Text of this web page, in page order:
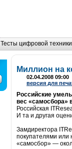
Тесты цифровой техники
Миллион на
02.04.2008 09:00
версия для
Российские
вес «самосбора»
Российская
И та и другая
Замдиректора
покупателями
«самосбор» —